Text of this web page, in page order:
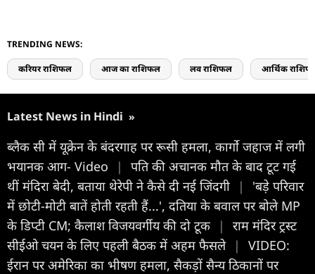
TRENDING NEWS:
करियर राशिफल आज का राशिफल लव राशिफल आर्थिक
Latest News in Hindi »
ब्लैक सी में यूक्रेन के बंदरगाह पर रूसी हमला, कार्गो जहाज में लगी
भयानक आग- Video
|
पति की अचानक मौत के बाद टूट गई
थीं मंदिरा बेदी, बताया थेरेपी ने कैसे दी नई जिंदगी
|
'बड़े परिवार
में छोटी-मोटी बातें होती रहती हैं...', दतिया के बवाल पर बोले MP
के डिप्टी CM; कैलाश विजयवर्गीय की दो टूक
|
राम मंदिर ट्रस्ट
सीईओ चयन के लिए पहली बैठक में अहम फैसले |
VIDEO:
ईरान पर अमेरिका का भीषण हमला, सैकड़ों सैन्य ठिकानों पर